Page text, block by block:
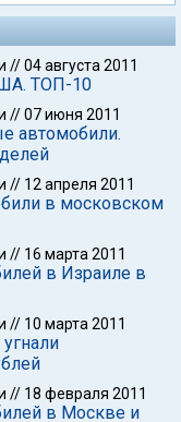
//04 августа 2011
ТОП-10
//07 июня 2011
автомобили.
// 12 апреля 2011
в московском
// 16 марта 2011
в Израиле в
// 10 марта 2011
// 18 февраля 2011
в Москве и